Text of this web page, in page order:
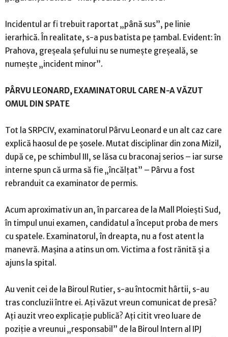
Incidentul ar fi trebuit raportat „până sus”, pe linie
ierarhică. În realitate, s-a pus batista pe țambal. Evident: în
Prahova, greșeala șefului nu se numește greșeală, se
numește „incident minor”.
PÂRVU LEONARD, EXAMINATORUL CARE N-A VĂZUT
OMUL DIN SPATE
Tot la SRPCIV, examinatorul Pârvu Leonard e un alt caz care
explică haosul de pe șosele. Mutat disciplinar din zona Mizil,
după ce, pe schimbul III, se lăsa cu braconaj serios – iar surse
interne spun că urma să fie „încălțat” – Pârvu a fost
rebranduit ca examinator de permis.
Acum aproximativ un an, în parcarea de la Mall Ploiești Sud,
în timpul unui examen, candidatul a început proba de mers
cu spatele. Examinatorul, în dreapta, nu a fost atent la
manevră. Mașina a atins un om. Victima a fost rănită și a
ajuns la spital.
Au venit cei de la Biroul Rutier, s-au întocmit hârtii, s-au
tras concluzii între ei. Ați văzut vreun comunicat de presă?
Ați auzit vreo explicație publică? Ați citit vreo luare de
poziție a vreunui „responsabil” de la Biroul Intern al IPJ